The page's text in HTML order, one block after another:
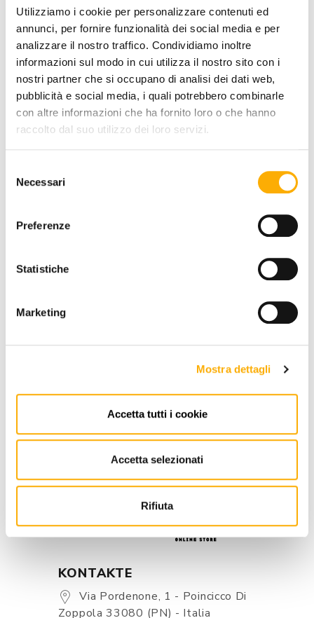
Utilizziamo i cookie per personalizzare contenuti ed
annunci, per fornire funzionalità dei social media e per
analizzare il nostro traffico. Condividiamo inoltre
informazioni sul modo in cui utilizza il nostro sito con i
nostri partner che si occupano di analisi dei dati web,
pubblicità e social media, i quali potrebbero combinarle
con altre informazioni che ha fornito loro o che hanno
raccolto dal suo utilizzo dei loro servizi.
delNecessari
Preferenze
Statistiche
Marketing
Mostra dettagli
Accetta tutti i cookie
Accetta selezionati
Rifiuta
+0€ +0€ +0€ +0€ +0€ +0€
-
€ 171,11
JETZT KAUFEN
INFORMATIONEN
KONTAKTE
Via Pordenone, 1 - Poincicco Di
Zoppola 33080 (PN) - Italia